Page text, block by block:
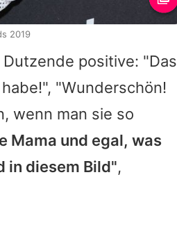
positive: "Das
"Wunderschön!
wenn man sie so
Mama und egal, was
in diesem Bild",
2019